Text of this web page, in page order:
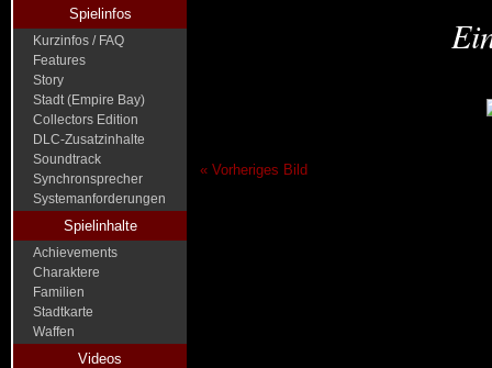
Spielinfos
Kurzinfos / FAQ
Features
Story
Stadt (Empire Bay)
Collectors Edition
DLC-Zusatzinhalte
Soundtrack
Synchronsprecher
Systemanforderungen
Spielinhalte
Achievements
Charaktere
Familien
Stadtkarte
Waffen
Videos
« Vorheriges Bild